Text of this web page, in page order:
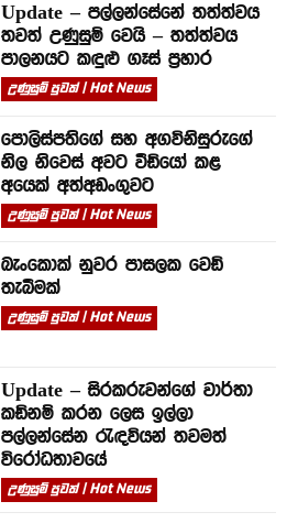
Update – පල්ලන්සේනේ තත්ත්වය
තවත් උණුසුම් වෙයි – තත්ත්වය
පාලනයට කඳුළු ගෑස් ප්‍රහාර
උණුසුම් පුවත් | Hot News
පොලිස්පතිගේ සහ අගවිනිසුරුගේ
නිල නිවෙස් අවට වීඩියෝ කළ
අයෙක් අත්අඩංගුවට
උණුසුම් පුවත් | Hot News
බැංකොක් නුවර පාසලක වෙඩි
තැබීමක්
උණුසුම් පුවත් | Hot News
Update – සිරකරුවන්⁣ගේ වාර්තා
කඩිනම් කරන ලෙස ඉල්ලා
පල්ලන්සේන රැඳවියන් තවමත්
විරෝධතාවයේ
උණුසුම් පුවත් | Hot News